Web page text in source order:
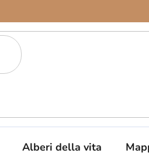
Alberi della vita